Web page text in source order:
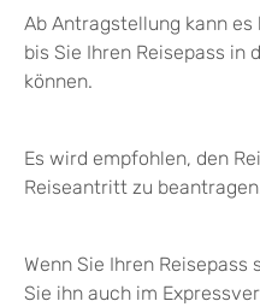
Ab Antragstellung kann es
bis Sie Ihren Reisepass in
können.
Es wird empfohlen, den
Reiseantritt zu
Wenn Sie Ihren
Sie ihn auch im